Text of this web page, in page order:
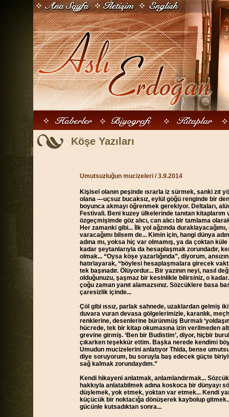
Köşe Yazıları
Umutsuzluğun mucizeleri / 3.9.2014
Kişisel olanın peşinde ısrarla iz sürmek, sanki zıt
olana —uçsuz bucaksız, eylül göğü renginde bir
boyunca akmayı öğrenmek gerekiyor. Deltaları,
Festivali. Beni kuzey ülkelerinde tanıtan kitaplarım
özgeçmişimde göz alıcı, can alıcı bir tamlama
Her zamanki gibi... İlk yol ağzında
varacağımı bilsem de... Kimin için, hangi dünya
adına mı, yoksa hiç var olmamış, ya da çoktan
kadar şeytanlarıyla da hesaplaşmak zorundadır,
olmak... “Oysa köşe yazarlığında”, diyorum,
hatırlayarak, “böylesi hesaplaşmalara girecek
tek başınadır. Ölüyordur... Bir yazının neyi, nasıl
olduğunuzu, şaşmaz bir kesinlikle bilirsiniz, o kadar.
çoğu zaman yanıt alamazsınız. Sözcüklere basa
çaresizlik içinde...
Çöl gibi ıssız, parlak sahnede, uzaklardan gelmiş iki
duvara vuran devasa gölgelerimizle, karanlık,
renklerine, desenlerine bürünmüş Burmalı
hücrede, tek bir kitap okumasına izin verilmeden
grevine girmiş. ‘Ben bir Budistim’, diyor, hiçbir
çıkarken teşekkür ettim. Başka nerede kendimi
Umudun mucizelerini anlatıyor Thida, bense
diye soruyorum, bu soruyla baş edecek güçte
sağ kalmak zorundaydım.”
Kendi hikayeni anlatmak, anlamlandırmak...
hakkıyla anlatabilmek adına koskoca bir dünyayı
düşlemek, yok etmek, yoktan var etmek... Kendi
küçücük bir noktacığa dönüşerek kaybolup
gücünle kutsadıktan sonra...